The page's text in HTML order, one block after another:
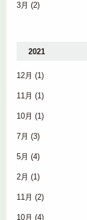
3月 (2)
2021
12月 (1)
11月 (1)
10月 (1)
7月 (3)
5月 (4)
2月 (1)
11月 (2)
10月 (4)